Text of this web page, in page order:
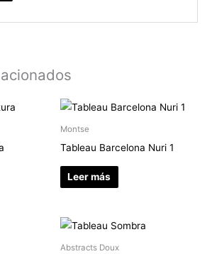
Montse
Tableau Barcelona Nuri 1
Leer más
Abstracts Doux